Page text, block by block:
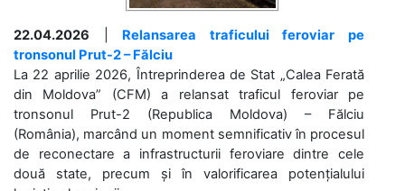
22.04.2026
Relansarea traficului feroviar pe
tronsonul Prut-2 – Fălciu
La 22 aprilie 2026, Întreprinderea de Stat „Calea Ferată
din Moldova” (CFM) a relansat traficul feroviar pe
tronsonul Prut-2 (Republica Moldova) – Fălciu
(România), marcând un moment semnificativ în procesul
de reconectare a infrastructurii feroviare dintre cele
două state, precum și în valorificarea potențialului